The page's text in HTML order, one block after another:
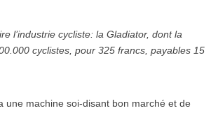
l’industrie cycliste: la Gladiator, dont la
cyclistes, pour 325 francs, payables 15
une machine soi-disant bon marché et de